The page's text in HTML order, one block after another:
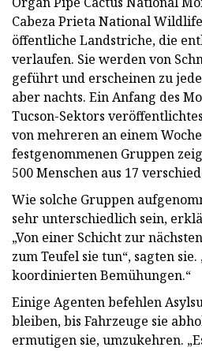
Cabeza Prieta National
öffentliche Landstriche, die
verlaufen. Sie werden von
geführt und erscheinen zu
aber nachts. Ein Anfang des
Tucson-Sektors
von mehreren an einem
festgenommenen Gruppen
500 Menschen aus 17
Wie solche Gruppen
sehr unterschiedlich sein,
„Von einer Schicht zur
zum Teufel sie tun“, sagten
koordinierten Bemühungen.“
Einige Agenten befehlen
bleiben, bis Fahrzeuge sie
ermutigen sie, umzukehren.